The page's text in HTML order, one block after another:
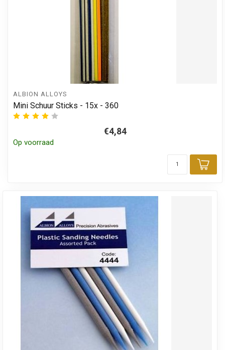
ALBION ALLOYS
Mini Schuur Sticks - 15x - 360
€4,84
Op voorraad